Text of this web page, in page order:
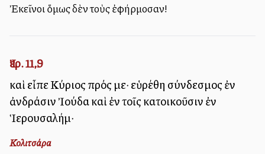
Ἐκεῖνοι ὅμως δὲν τοὺς ἐφήρμοσαν!
Ἰερ. 11,9
καὶ εἶπε Κύριος πρός με· εὑρέθη σύνδεσμος ἐν
ἀνδράσιν Ἰούδα καὶ ἐν τοῖς κατοικοῦσιν ἐν
Ἱερουσαλήμ·
Κολιτσάρα